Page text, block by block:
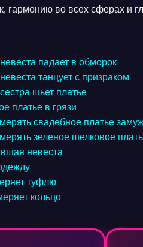
гармонию во всех сферах и
падает в обморок
танцует с призраком
шьет платье
платье в грязи
свадебное платье
зеленое шелковое
невеста
туфлю
кольцо